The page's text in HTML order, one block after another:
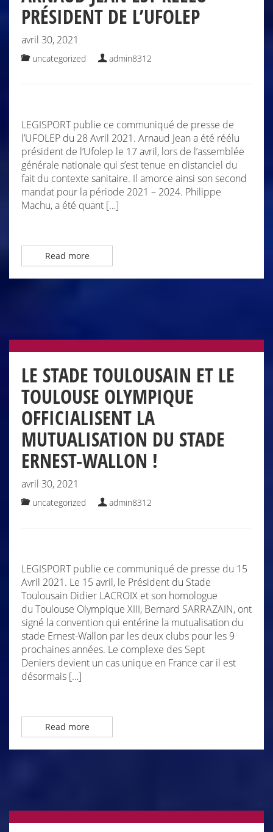
PRÉSIDENT DE L’UFOLEP
avril 30, 2021
uncategorized admin8312
LEGISPORT publie ce communiqué de presse de
l’UFOLEP du 28 Avril 2021. Arnaud Jean a été réélu
président de l’Ufolep le 17 avril, lors de l’assemblée
générale nationale qui s’est tenue en distanciel du
fait du contexte sanitaire. Il amorce ainsi son second
mandat pour la période 2021 – 2024. Philippe
Machu, a été quant […]
Read more
LE STADE TOULOUSAIN ET LE
TOULOUSE OLYMPIQUE
OFFICIALISENT LA
MUTUALISATION DU STADE
ERNEST-WALLON !
avril 30, 2021
uncategorized admin8312
LEGISPORT publie ce communiqué de presse du 15
Avril 2021. Le 15 avril, le Président du Stade
Toulousain Didier LACROIX et son homologue
du Toulouse Olympique XIII, Bernard SARRAZAIN, ont
signé la convention qui entérine la mutualisation du
stade Ernest-Wallon par les deux clubs pour les 9
prochaines années. Le complexe des Sept
Deniers devient un cas unique en France car il est
désormais […]
Read more